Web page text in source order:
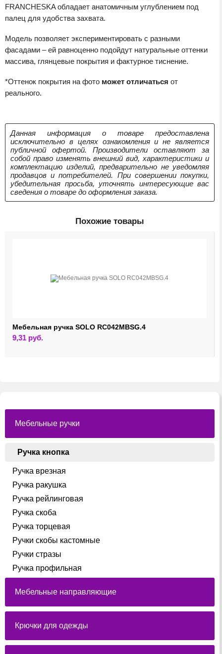
FRANCHESKA обладает анатомичным углублением под
палец для удобства захвата.
Модель позволяет экспериментировать с разными
фасадами – ей равноценно подойдут натуральные оттенки
массива, глянцевые покрытия и фактурное тиснение.
*Оттенок покрытия на фото может отличаться от
реального.
Данная информация о товаре предоставлена
исключительно в целях ознакомления и не является
публичной офертой. Производители оставляют за
собой право изменять внешний вид, характеристики и
комплектацию изделий, предварительно не уведомляя
продавцов и потребителей. При совершении покупки,
убедительная просьба, уточнять интересующие вас
сведения о товаре до оформления заказа.
Похожие товары
Мебельная ручка SOLO RC042MBSG.4
9,31 руб.
Мебельные ручки
Ручка кнопка
Ручка врезная
Ручка ракушка
Ручка рейлинговая
Ручка скоба
Ручка торцевая
Ручки скобы кастомные
Ручки стразы
Ручка профильная
Мебельные направляющие
Крючки для одежды